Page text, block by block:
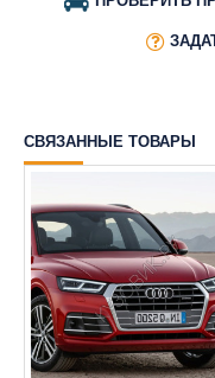
СВЯЗАННЫЕ ТОВАРЫ